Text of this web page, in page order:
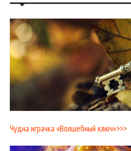
Чудна играчка «Волшебный ключ»>>>